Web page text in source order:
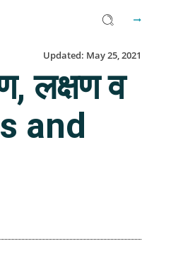
Updated: May 25, 2021
लक्षण व
and